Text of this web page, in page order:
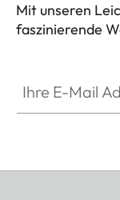
Mit unseren
faszinierende